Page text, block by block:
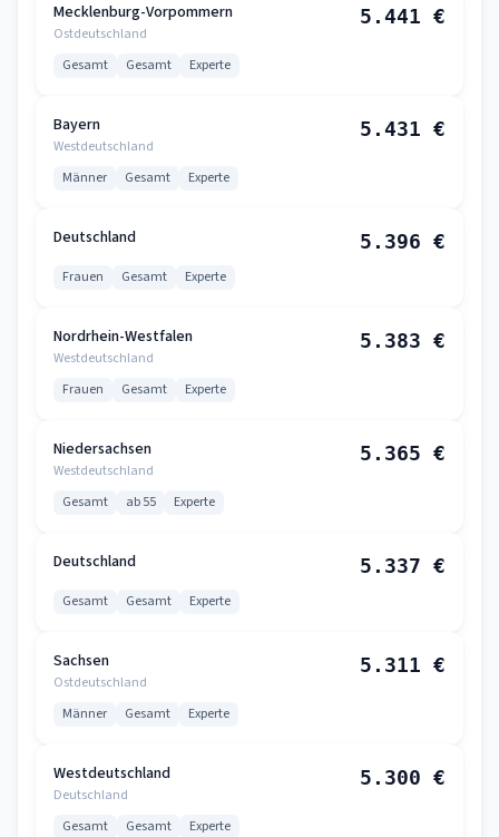
Mecklenburg-Vorpommern
Ostdeutschland
5.441 €
Gesamt Gesamt Experte
Bayern
Westdeutschland
5.431 €
Männer Gesamt Experte
Deutschland 5.396 €
Frauen Gesamt Experte
Nordrhein-Westfalen
Westdeutschland
5.383 €
Frauen Gesamt Experte
Niedersachsen
Westdeutschland
5.365 €
Gesamt ab 55 Experte
Deutschland 5.337 €
Gesamt Gesamt Experte
Sachsen
Ostdeutschland
5.311 €
Männer Gesamt Experte
Westdeutschland
Deutschland
5.300 €
Gesamt Gesamt Experte